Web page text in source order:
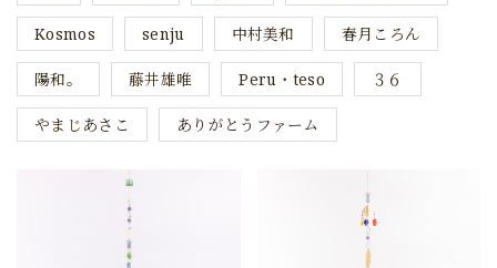
Kosmos senju 中村美和 春月ころん
陽和。 藤井雄唯 Peru・teso ３６
やまじあさこ ありがとうファーム